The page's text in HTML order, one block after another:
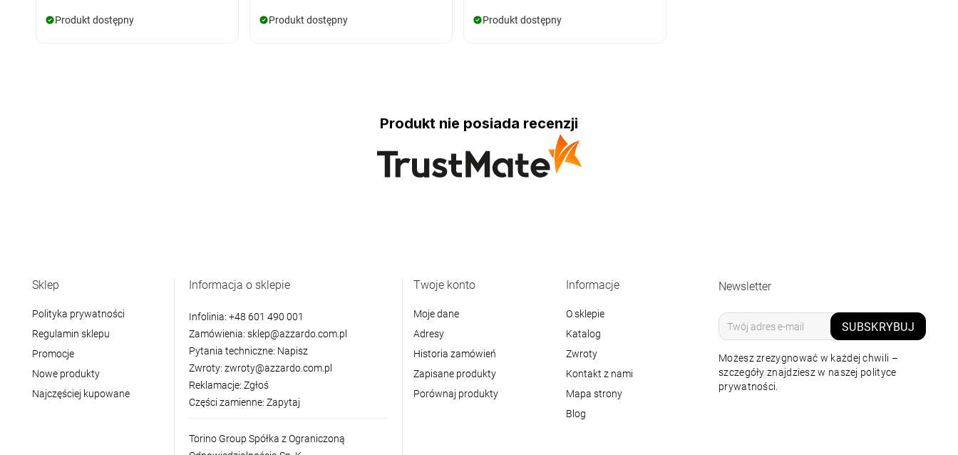
Produkt dostępny Produkt dostępny Produkt dostępny
Produkt nie posiada recenzji
Sklep
Polityka prywatności
Regulamin sklepu
Promocje
Nowe produkty
Najczęściej kupowane
Informacja o sklepie
Infolinia: +48 601 490 001
Zamówienia: sklep@azzardo.com.pl
Pytania techniczne: Napisz
Zwroty: zwroty@azzardo.com.pl
Reklamacje: Zgłoś
Części zamienne: Zapytaj
Torino Group Spółka z Ograniczoną
Twoje konto
Moje dane
Adresy
Historia zamówień
Zapisane produkty
Porównaj produkty
Informacje
O sklepie
Katalog
Zwroty
Kontakt z nami
Mapa strony
Blog
Newsletter
SUBSKRYBUJ
Możesz zrezygnować w każdej chwili –
szczegóły znajdziesz w naszej polityce
prywatności.